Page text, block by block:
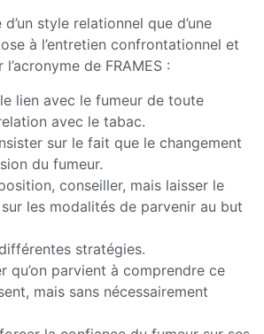
style relationnel que d’une
à l’entretien confrontationnel et
de FRAMES :
lien avec le fumeur de toute
avec le tabac.
sur le fait que le changement
du fumeur.
conseiller, mais laisser le
les modalités de parvenir au but
stratégies.
qu’on parvient à comprendre ce
mais sans nécessairement